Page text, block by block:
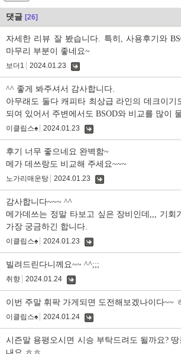
댓글 [26]
자세한 리뷰 잘 봤습니다. 특히, 사용후기와
마무리 부분이 좋네요~
보더1 2024.01.23
^^ 좋게 봐주셔서 감사합니다.
아무래도 둘다 캐피타 최상급 라인의 데크이기
되여 있어서 주변에서도 BSOD와 비교를 많이
이클립스♠ 2024.01.23
후기 너무 좋으네요 완벽함~
메가 데쓰랑도 비교해 주세요~~~
노가리매운탕 2024.01.23
감사합니다~~~ ^^
메가데쓰는 정말 타보고 싶은 장비인데,,, 기회
가장 궁금하긴 합니다.
이클립스♠ 2024.01.23
빌려드린다니께요~~ ^^;;;
취향 2024.01.24
이번 주말 휘팍 가게되면 도전해보겠나이다~~
이클립스♠ 2024.01.24
시즌말 용평오시면 시승 부탁드려도 될까요?